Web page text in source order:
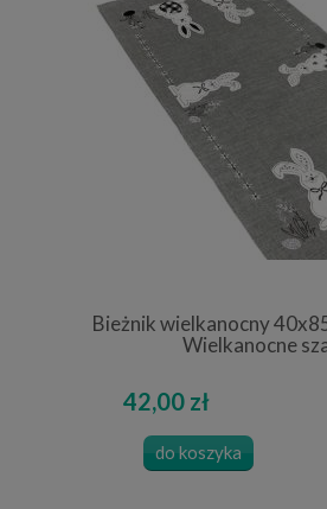
Bieżnik wielkanocny
Wielkanocne
42,00 zł
do koszyka